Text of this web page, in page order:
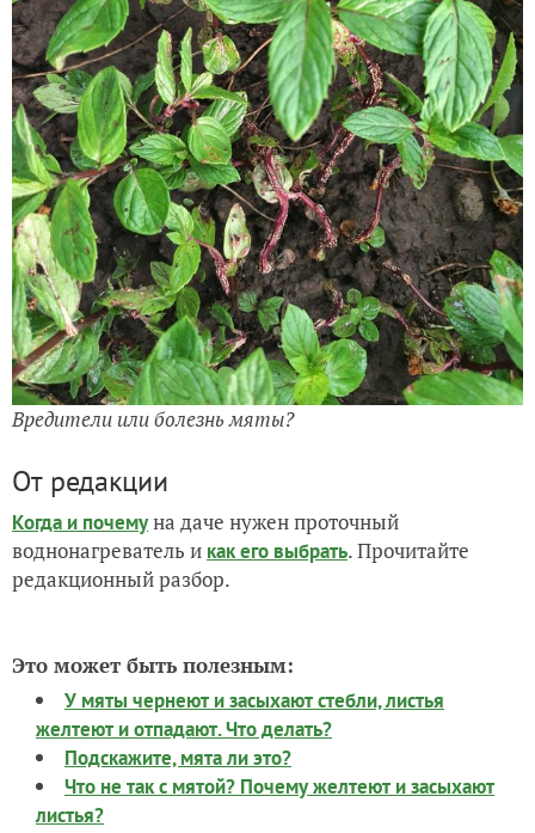
Вредители или болезнь мяты?
От редакции
Когда и почемуна даче нужен проточный
воднонагреватель и как его выбрать. Прочитайте
редакционный разбор.
Это может быть полезным:
У мяты чернеют и засыхают стебли, листья
желтеют и отпадают. Что делать?
Подскажите, мята ли это?
Что не так с мятой? Почему желтеют и засыхают
листья?